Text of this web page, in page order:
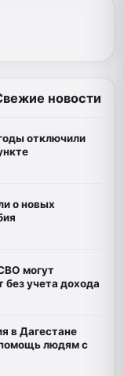
новости
отключили
о новых
могут
без учета дохода
в Дагестане
людям с